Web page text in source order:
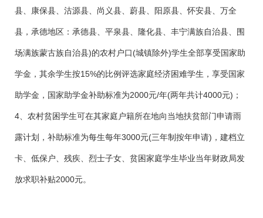
县、康保县、沽源县、尚义县、蔚县、阳原县、怀安县、万全
县，承德地区：承德县、平泉县、隆化县、丰宁满族自治县、围
场满族蒙古族自治县)的农村户口(城镇除外)学生全部享受国家助
学金，其余学生按15%的比例评选家庭经济困难学生，享受国家
助学金，国家助学金补助标准为2000元/年(两年共计4000元)；
4、农村贫困学生可在其家庭户籍所在地向当地扶贫部门申请雨
露计划，补助标准为每生每年3000元(三年制按年申请)，建档立
卡、低保户、残疾、烈士子女、贫困家庭学生毕业当年财政局发
放求职补贴2000元。